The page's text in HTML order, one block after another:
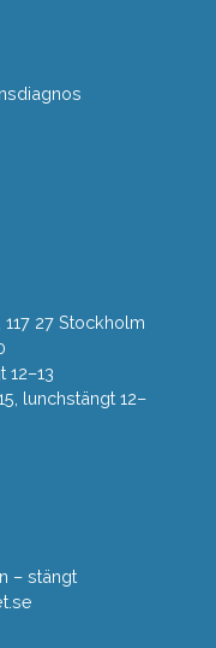
27 Stockholm
lunchstängt 12–
– stängt